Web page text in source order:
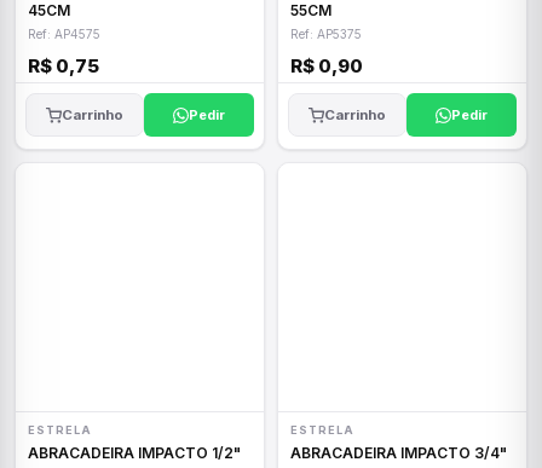
45CM
Ref: AP4575
R$ 0,75
Carrinho Pedir
55CM
Ref: AP5375
R$ 0,90
Carrinho Pedir
ESTRELA
ABRACADEIRA IMPACTO 1/2"
ESTRELA
ABRACADEIRA IMPACTO 3/4"